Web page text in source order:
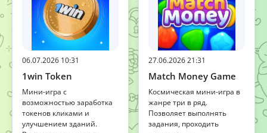
06.07.2026 10:31
1win Token
Мини-игра с
возможностью заработка
токенов кликами и
улучшением зданий.
27.06.2026 21:31
Match Money Game
Космическая мини-игра в
жанре три в ряд.
Позволяет выполнять
задания, проходить